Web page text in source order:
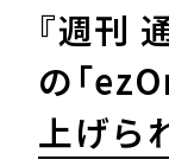
『週刊
の「
上げら